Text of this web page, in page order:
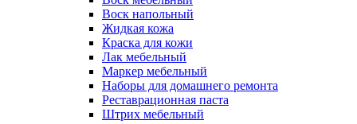
Воск напольный
Жидкая кожа
Краска для кожи
Лак мебельный
Маркер мебельный
Наборы для домашнего ремонта
Реставрационная паста
Штрих мебельный